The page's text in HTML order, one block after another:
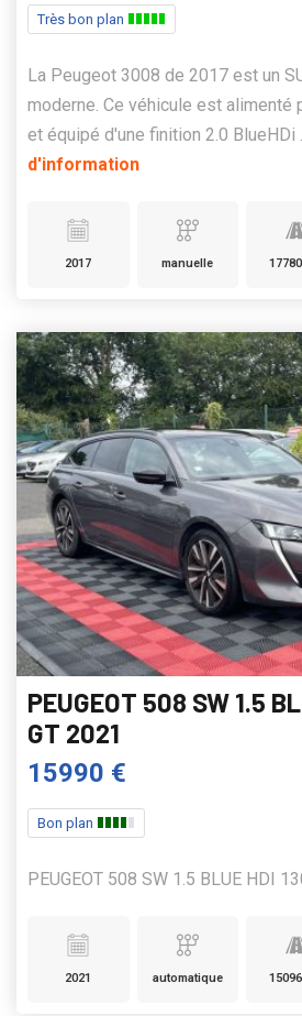
Très bon plan
La Peugeot 3008 de 2017 est un
moderne. Ce véhicule est alimenté
et équipé d'une finition 2.0 BlueHDi
d'information
2017 manuelle
PEUGEOT 508 SW 1.5
GT 2021
15990 €
Bon plan
PEUGEOT 508 SW 1.5 BLUE HDI
2021 automatique